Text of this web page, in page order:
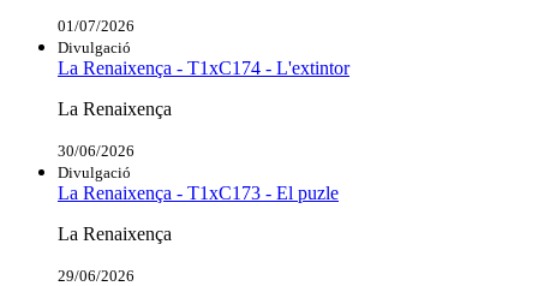
01/07/2026
Divulgació
La Renaixença - T1xC174 - L'extintor
La Renaixença
30/06/2026
Divulgació
La Renaixença - T1xC173 - El puzle
La Renaixença
29/06/2026